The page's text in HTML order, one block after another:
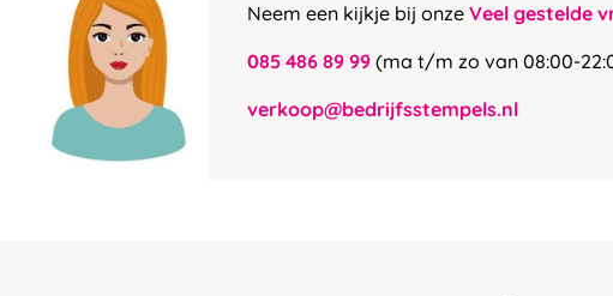
Neem een kijkje bij onze Veel gestelde
085 486 89 99 (ma t/m zo van 08:00-
verkoop@bedrijfsstempels.nl